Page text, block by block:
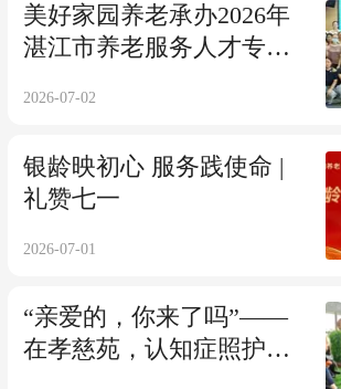
美好家园养老承办2026年
湛江市养老服务人才专业
失能照护 淬炼实战精兵
2026-07-02
银龄映初心 服务践使命 |
礼赞七一
2026-07-01
“亲爱的，你来了吗”——
在孝慈苑，认知症照护不